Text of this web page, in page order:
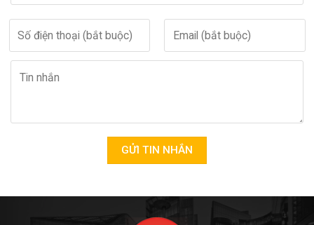
GỬI TIN NHẮN